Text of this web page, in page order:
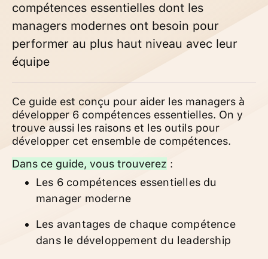
compétences essentielles dont les
managers modernes ont besoin pour
performer au plus haut niveau avec leur
équipe
Ce guide est conçu pour aider les managers à
développer 6 compétences essentielles. On y
trouve aussi les raisons et les outils pour
développer cet ensemble de compétences.
Dans ce guide, vous trouverez :
Les 6 compétences essentielles du
manager moderne
Les avantages de chaque compétence
dans le développement du leadership